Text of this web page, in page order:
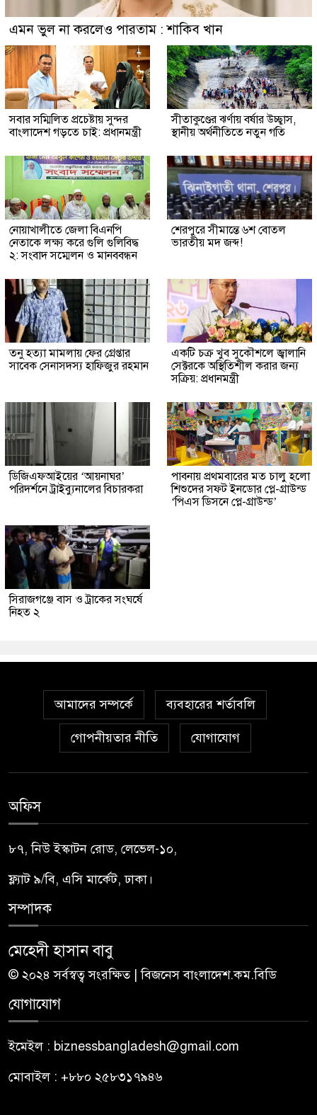
এমন ভুল না করলেও পারতাম : শাকিব খান
সবার সম্মিলিত প্রচেষ্টায় সুন্দর
বাংলাদেশ গড়তে চাই: প্রধানমন্ত্রী
সীতাকুণ্ডের ঝর্ণায় বর্ষার উচ্ছ্বাস,
স্থানীয় অর্থনীতিতে নতুন গতি
নোয়াখালীতে জেলা বিএনপি
নেতাকে লক্ষ্য করে গুলি গুলিবিদ্ধ
২: সংবাদ সম্মেলন ও মানববন্ধন
শেরপুরে সীমান্তে ৬শ বোতল
ভারতীয় মদ জব্দ!
তনু হত্যা মামলায় ফের গ্রেপ্তার
সাবেক সেনাসদস্য হাফিজুর রহমান
একটি চক্র খুব সুকৌশলে জ্বালানি
সেক্টরকে অস্থিতিশীল করার জন্য
সক্রিয়: প্রধানমন্ত্রী
ডিজিএফআইয়ের ‘আয়নাঘর’
পরিদর্শনে ট্রাইব্যুনালের বিচারকরা
পাবনায় প্রথমবারের মত চালু হলো
শিশুদের সফট ইনডোর প্লে-গ্রাউন্ড
‘পিএস ডিসনে প্লে-গ্রাউন্ড’
সিরাজগঞ্জে বাস ও ট্রাকের সংঘর্ষে
নিহত ২
আমাদের সম্পর্কে ব্যবহারের শর্তাবলি
গোপনীয়তার নীতি যোগাযোগ
অফিস
৮৭, নিউ ইস্কাটন রোড, লেভেল-১০,
ফ্ল্যাট ৯/বি, এসি মার্কেট, ঢাকা।
সম্পাদক
মেহেদী হাসান বাবু
© ২০২৪ সর্বস্বত্ব সংরক্ষিত | বিজনেস বাংলাদেশ.কম.বিডি
যোগাযোগ
ইমেইল : biznessbangladesh@gmail.com
মোবাইল : +৮৮০ ২৫৮৩১৭৯৪৬